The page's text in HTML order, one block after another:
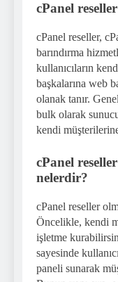
cPanel
cPanel reseller,
barındırma
kullanıcıların
başkalarına web
olanak tanır.
bulk olarak
kendi
cPanel
nelerdir?
cPanel reseller
Öncelikle, kendi
işletme
sayesinde
paneli sunarak